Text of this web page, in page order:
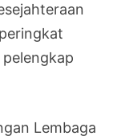
Lembaga